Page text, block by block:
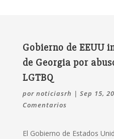
Gobierno de EEUU
de Georgia por
LGTBQ
por noticiasrh | Sep 15,
Comentarios
El Gobierno de Estados